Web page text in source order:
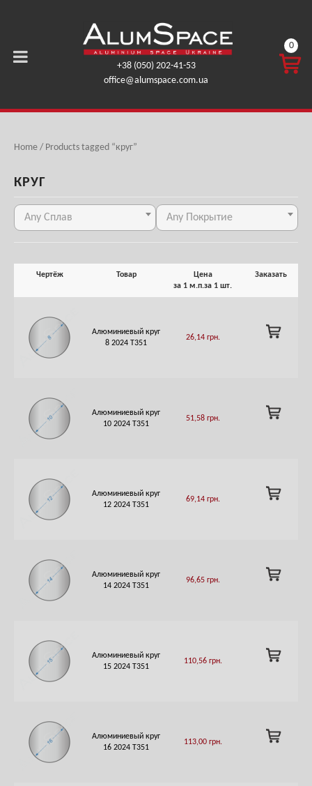
+38 (050) 202-41-53
office@alumspace.com.ua
КОРЗ
ГРН.
0
Home / Products tagged “круг”
КРУГ
Any Сплав Any Покрытие
Чертёж Товар
Цена
за 1 м.п.за 1 шт.
Заказать
Алюминиевый круг
8 2024 Т351
26,14 грн.
ADD
TO
Алюминиевый круг
10 2024 Т351
51,58 грн.
ADD
TO
Алюминиевый круг
12 2024 Т351
69,14 грн.
ADD
TO
Алюминиевый круг
14 2024 Т351
96,65 грн.
ADD
TO
Алюминиевый круг
15 2024 Т351
110,56 грн.
ADD
TO
Алюминиевый круг
16 2024 Т351
113,00 грн.
ADD
TO